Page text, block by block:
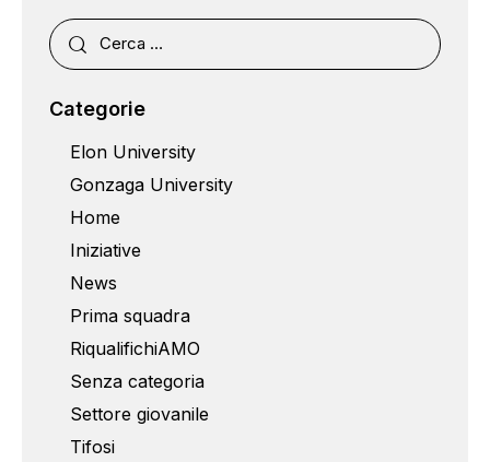
Categorie
Elon University
Gonzaga University
Home
Iniziative
News
Prima squadra
RiqualifichiAMO
Senza categoria
Settore giovanile
Tifosi